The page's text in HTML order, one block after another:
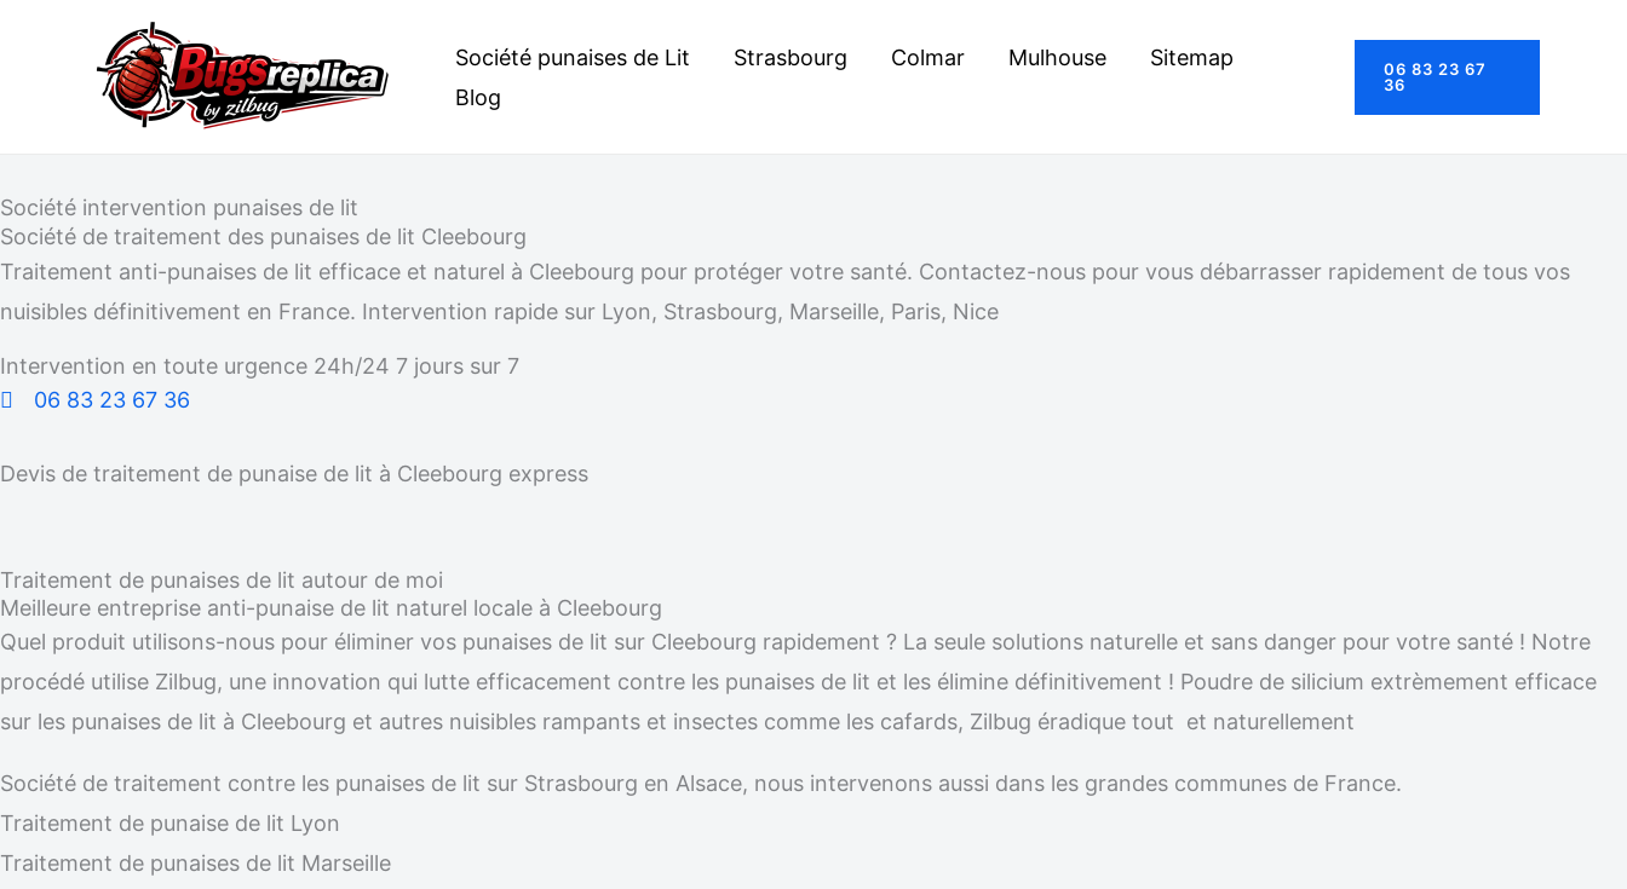
Société punaises de Lit Strasbourg Colmar Mulhouse
Sitemap
Blog
06 83 23 67
36
Société intervention punaises de lit
Société de traitement des punaises de lit Cleebourg
Traitement anti-punaises de lit efficace et naturel à Cleebourg pour protéger votre santé. Contactez-nous pour vous débarrasser rapidement de tous vos
nuisibles définitivement en France. Intervention rapide sur Lyon, Strasbourg, Marseille, Paris, Nice
Intervention en toute urgence 24h/24 7 jours sur 7
06 83 23 67 36
Devis de traitement de punaise de lit à Cleebourg express
Traitement de punaises de lit autour de moi
Meilleure entreprise anti-punaise de lit naturel locale à Cleebourg
Quel produit utilisons-nous pour éliminer vos punaises de lit sur Cleebourg rapidement ? La seule solutions naturelle et sans danger pour votre santé ! Notre
procédé utilise Zilbug, une innovation qui lutte efficacement contre les punaises de lit et les élimine définitivement ! Poudre de silicium extrèmement efficace
sur les punaises de lit à Cleebourg et autres nuisibles rampants et insectes comme les cafards, Zilbug éradique tout et naturellement
Société de traitement contre les punaises de lit sur Strasbourg en Alsace, nous intervenons aussi dans les grandes communes de France.
Traitement de punaise de lit Lyon
Traitement de punaises de lit Marseille